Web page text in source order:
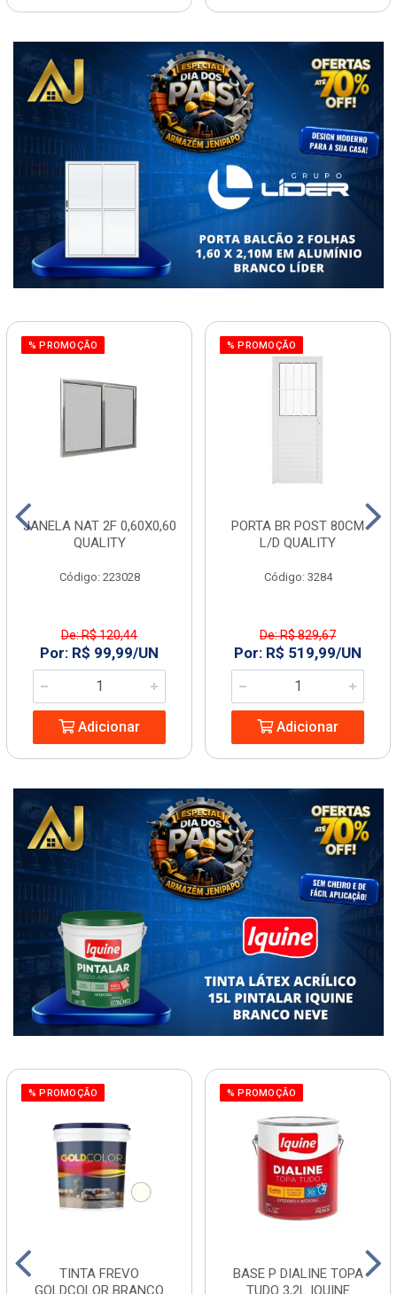
% PROMOÇÃO
JANELA NAT 2F 0,60X0,60
QUALITY
Código: 223028
De: R$ 120,44
Por: R$ 99,99/UN
Adicionar
% PROMOÇÃO
PORTA BR POST 80CM
L/D QUALITY
Código: 3284
De: R$ 829,67
Por: R$ 519,99/UN
Adicionar
% PROMOÇÃO
TINTA FREVO
GOLDCOLOR BRANCO
% PROMOÇÃO
BASE P DIALINE TOPA
TUDO 3,2L IQUINE